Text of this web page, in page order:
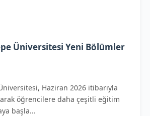
Üniversitesi Yeni Bölümler
Haziran 2026 itibarıyla
öğrencilere daha çeşitli eğitim
başla...